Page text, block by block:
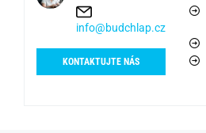
info@budchlap.cz
KONTAKTUJTE NÁS